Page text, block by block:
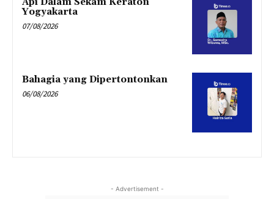
Yogyakarta
07/08/2026
Bahagia yang Dipertontonkan
06/08/2026
- Advertisement -